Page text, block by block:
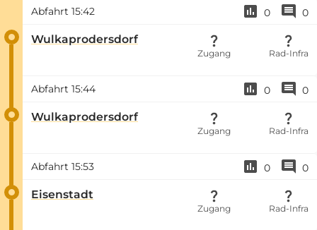
Abfahrt 15:42 0 0
Wulkaprodersdorf
Zugang Rad-Infra
Abfahrt 15:44 0 0
Wulkaprodersdorf
Zugang Rad-Infra
Abfahrt 15:53 0 0
Eisenstadt
Zugang Rad-Infra